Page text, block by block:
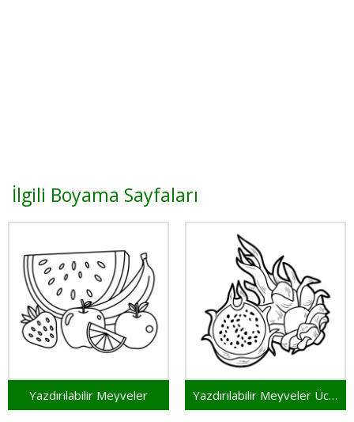
İlgili Boyama Sayfaları
Yazdırılabilir Meyveler Yazdırılabilir Meyveler Ücretsiz